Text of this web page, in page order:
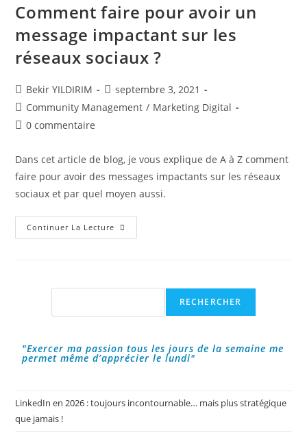
Comment faire pour avoir un
message impactant sur les
réseaux sociaux ?
Auteur/autrice
de
la
publication :
Bekir YILDIRIM
Publication
publiée :
septembre 3, 2021
Post
category:
Community Management / Marketing Digital
Commentaires
la
publication :
0 commentaire
Dans cet article de blog, je vous explique de A à Z comment
faire pour avoir des messages impactants sur les réseaux
sociaux et par quel moyen aussi.
Continuer La Lecture Comment
Faire
Impactant
Réseaux
Rechercher
RECHERCHER
"Exercer ma passion tous les jours de la semaine me
permet même d’apprécier le lundi"
LinkedIn en 2026 : toujours incontournable… mais plus stratégique
que jamais !